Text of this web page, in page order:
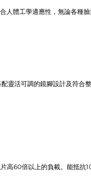
人體工學適應性，無論各種
靈活可調的鏡腳設計及符合
高60倍以上的負載。能抵抗